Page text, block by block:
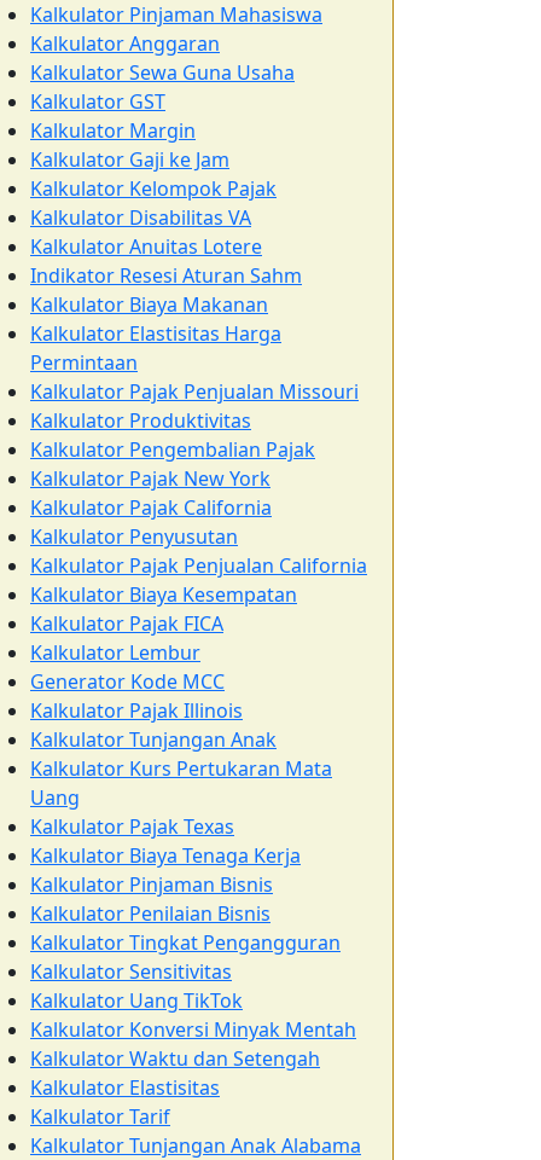
Kalkulator Pinjaman Mahasiswa
Kalkulator Anggaran
Kalkulator Sewa Guna Usaha
Kalkulator GST
Kalkulator Margin
Kalkulator Gaji ke Jam
Kalkulator Kelompok Pajak
Kalkulator Disabilitas VA
Kalkulator Anuitas Lotere
Indikator Resesi Aturan Sahm
Kalkulator Biaya Makanan
Kalkulator Elastisitas Harga
Permintaan
Kalkulator Pajak Penjualan Missouri
Kalkulator Produktivitas
Kalkulator Pengembalian Pajak
Kalkulator Pajak New York
Kalkulator Pajak California
Kalkulator Penyusutan
Kalkulator Pajak Penjualan California
Kalkulator Biaya Kesempatan
Kalkulator Pajak FICA
Kalkulator Lembur
Generator Kode MCC
Kalkulator Pajak Illinois
Kalkulator Tunjangan Anak
Kalkulator Kurs Pertukaran Mata
Uang
Kalkulator Pajak Texas
Kalkulator Biaya Tenaga Kerja
Kalkulator Pinjaman Bisnis
Kalkulator Penilaian Bisnis
Kalkulator Tingkat Pengangguran
Kalkulator Sensitivitas
Kalkulator Uang TikTok
Kalkulator Konversi Minyak Mentah
Kalkulator Waktu dan Setengah
Kalkulator Elastisitas
Kalkulator Tarif
Kalkulator Tunjangan Anak Alabama